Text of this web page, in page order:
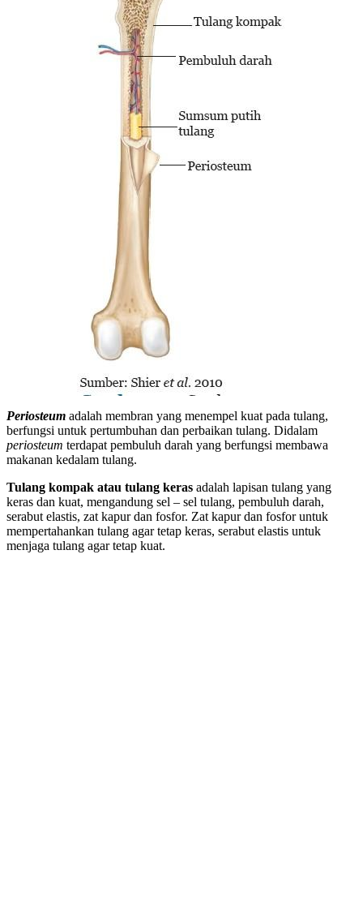
Periosteum adalah membran yang menempel kuat pada tulang,
berfungsi untuk pertumbuhan dan perbaikan tulang. Didalam
periosteum terdapat pembuluh darah yang berfungsi membawa
makanan kedalam tulang.
Tulang kompak atau tulang keras adalah lapisan tulang yang
keras dan kuat, mengandung sel – sel tulang, pembuluh darah,
serabut elastis, zat kapur dan fosfor. Zat kapur dan fosfor untuk
mempertahankan tulang agar tetap keras, serabut elastis untuk
menjaga tulang agar tetap kuat.